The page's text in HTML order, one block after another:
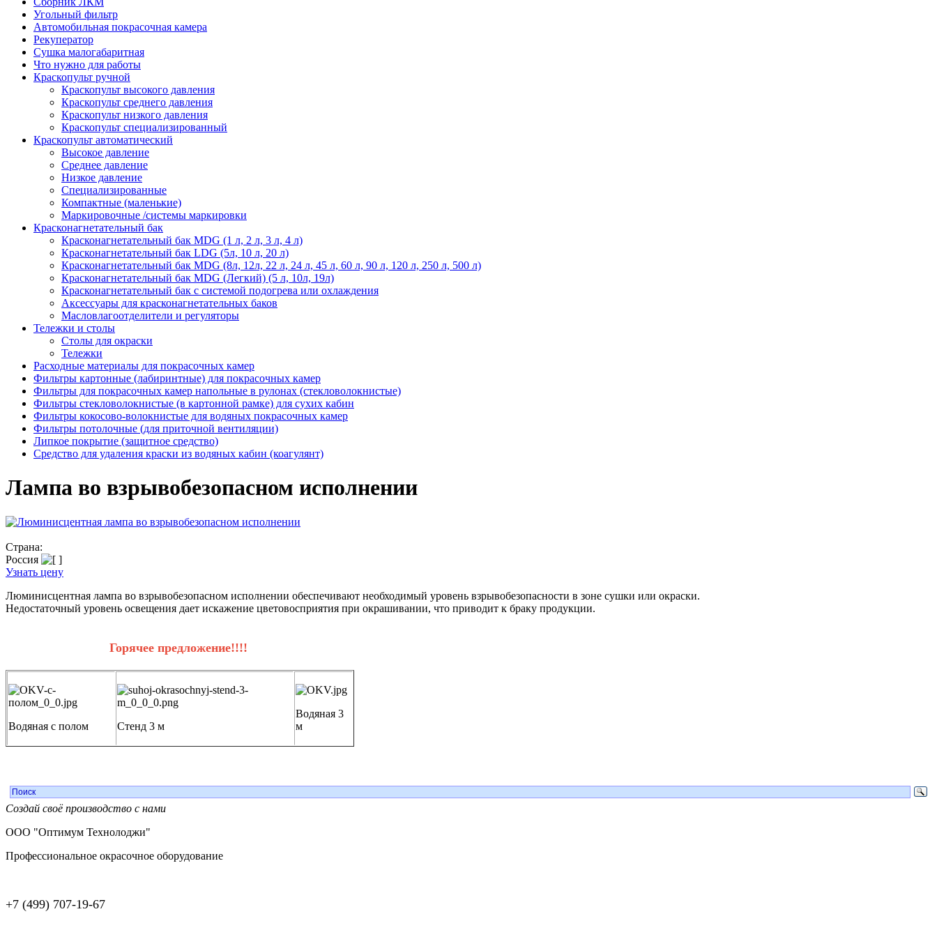
Угольный фильтр
Автомобильная покрасочная камера
Рекуператор
Сушка малогабаритная
Что нужно для работы
Краскопульт ручной
Краскопульт высокого давления
Краскопульт среднего давления
Краскопульт низкого давления
Краскопульт специализированный
Краскопульт автоматический
Высокое давление
Среднее давление
Низкое давление
Специализированные
Компактные (маленькие)
Маркировочные /системы маркировки
Красконагнетательный бак
Красконагнетательный бак MDG (1 л, 2 л, 3 л, 4 л)
Красконагнетательный бак LDG (5л, 10 л, 20 л)
Красконагнетательный бак MDG (8л, 12л, 22 л, 24 л, 45 л, 60 л, 90 л, 120 л, 250 л, 500 л)
Красконагнетательный бак MDG (Легкий) (5 л, 10л, 19л)
Красконагнетательный бак с системой подогрева или охлаждения
Аксессуары для красконагнетательных баков
Масловлагоотделители и регуляторы
Тележки и столы
Столы для окраски
Тележки
Расходные материалы для покрасочных камер
Фильтры картонные (лабиринтные) для покрасочных камер
Фильтры для покрасочных камер напольные в рулонах (стекловолокнистые)
Фильтры стекловолокнистые (в картонной рамке) для сухих кабин
Фильтры кокосово-волокнистые для водяных покрасочных камер
Фильтры потолочные (для приточной вентиляции)
Липкое покрытие (защитное средство)
Средство для удаления краски из водяных кабин (коагулянт)
Лампа во взрывобезопасном исполнении
Страна:
Россия
Узнать цену
Люминисцентная лампа во взрывобезопасном исполнении обеспечивают необходимый уровень взрывобезопасности в зоне сушки или окраски.
Недостаточный уровень освещения дает искажение цветовосприятия при окрашивании, что приводит к браку продукции.
Горячее предложение!!!!
Водяная с полом Стенд 3 м
Водяная 3
м
Создай своё производство с нами
ООО "Оптимум Технолоджи"
Профессиональное окрасочное оборудование
+7 (499) 707-19-67